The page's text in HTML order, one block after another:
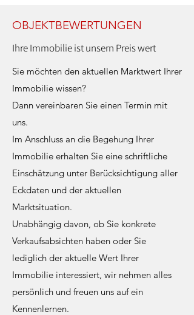
OBJEKTBEWERTUNGEN
Ihre Immobilie ist unsern Preis wert
Sie möchten den aktuellen Marktwert Ihrer
Immobilie wissen?
Dann vereinbaren Sie einen Termin mit
uns.
Im Anschluss an die Begehung Ihrer
Immobilie erhalten Sie eine schriftliche
Einschätzung unter Berücksichtigung aller
Eckdaten und der aktuellen
Marktsituation.
Unabhängig davon, ob Sie konkrete
Verkaufsabsichten haben oder Sie
lediglich der aktuelle Wert Ihrer
Immobilie interessiert, wir nehmen alles
persönlich und freuen uns auf ein
Kennenlernen.